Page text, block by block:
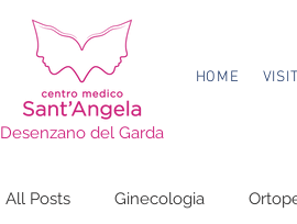
HOME
Desenzano del Garda
All Posts Ginecologia